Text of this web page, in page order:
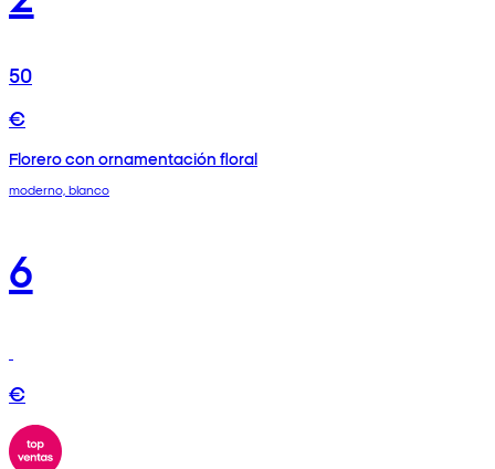
50
€
Florero con ornamentación floral
moderno, blanco
6
€